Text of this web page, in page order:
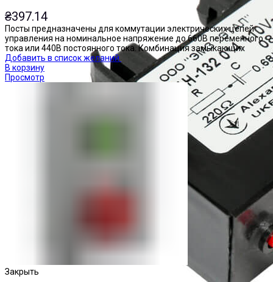
₴397.14
Посты предназначены для коммутации электрических цепей
управления на номинальное напряжение до 660В переменного
тока или 440В постоянного тока. Комбинация замыкающих
Добавить в список желаний
В корзину
Просмотр
Закрыть